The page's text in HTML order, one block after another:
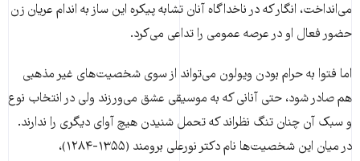
می‌انداخت، انگار که در ناخداگاه آنان تشابه پیکره این ساز به اندام عریان زن
حضور فعال او در عرصه عمومی را تداعی می‌کرد.
اما فتوا به حرام بودن ویولون می‌تواند از سوی شخصیت‌های غیر مذهبی
هم صادر شود، حتی آنانی که به موسیقی عشق می‌ورزند ولی در انتخاب نوع
و سبک آن چنان تنگ نظراند که تحمل شنیدن هیچ آوای دیگری را ندارند.
در میان این شخصیت‌ها نام دکتر نورعلی برومند (۱۳۵۵-۱۲۸۴)،